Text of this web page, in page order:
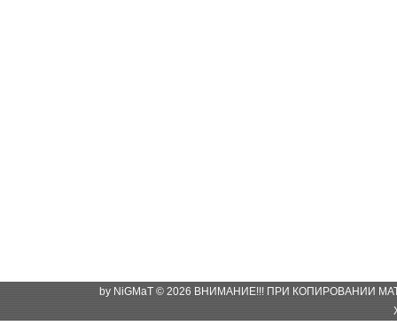
by NiGMaT © 2026 ВНИМАНИЕ!!! ПРИ КОПИРОВАНИИ